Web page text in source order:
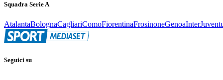
Squadra Serie A
AtalantaBolognaCagliariComoFiorentinaFrosinoneGenoaInter
Seguici su